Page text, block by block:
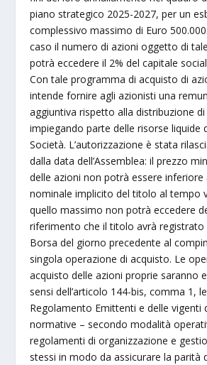
piano strategico 2025-2027, per un
complessivo massimo di Euro
caso il numero di azioni oggetto di
potrà eccedere il 2% del capitale
Con tale programma di acquisto di
intende fornire agli azionisti una
aggiuntiva rispetto alla distribuzione di
impiegando parte delle risorse liquide
Società. L’autorizzazione è stata
dalla data dell’Assemblea: il prezzo
delle azioni non potrà essere inferiore
nominale implicito del titolo al tempo
quello massimo non potrà eccedere
riferimento che il titolo avrà registrato
Borsa del giorno precedente al
singola operazione di acquisto. Le
acquisto delle azioni proprie saranno
sensi dell’articolo 144-bis, comma 1,
Regolamento Emittenti e delle vigenti
normative – secondo modalità
regolamenti di organizzazione e
stessi in modo da assicurare la